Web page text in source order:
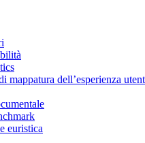
mappatura dell’esperienza
euristica